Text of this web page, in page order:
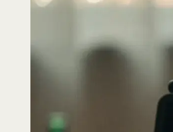
Eine gute
die Bausteine des…